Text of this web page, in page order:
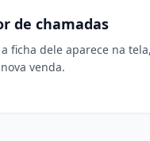
de chamadas
ficha dele aparece na
venda.